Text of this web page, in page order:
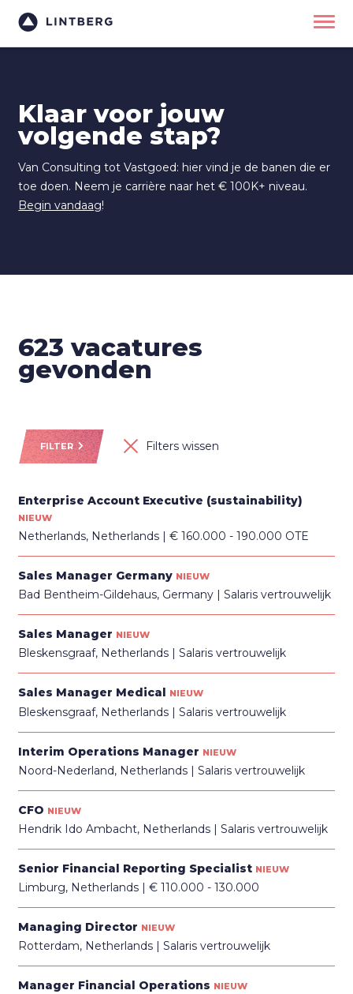
Klaar voor jouw
volgende stap?
Van Consulting tot Vastgoed: hier vind je de banen die er
toe doen. Neem je carrière naar het € 100K+ niveau.
Begin vandaag!
623 vacatures
gevonden
FILTER Filters wissen
Enterprise Account Executive (sustainability)
NIEUW
Netherlands, Netherlands € 160.000 - 190.000 OTE
Sales Manager Germany NIEUW
Bad Bentheim-Gildehaus, Germany Salaris vertrouwelijk
Sales Manager NIEUW
Bleskensgraaf, Netherlands Salaris vertrouwelijk
Sales Manager Medical NIEUW
Bleskensgraaf, Netherlands Salaris vertrouwelijk
Interim Operations Manager NIEUW
Noord-Nederland, Netherlands Salaris vertrouwelijk
CFO NIEUW
Hendrik Ido Ambacht, Netherlands Salaris vertrouwelijk
Senior Financial Reporting Specialist NIEUW
Limburg, Netherlands € 110.000 - 130.000
Managing Director NIEUW
Rotterdam, Netherlands Salaris vertrouwelijk
Manager Financial Operations NIEUW